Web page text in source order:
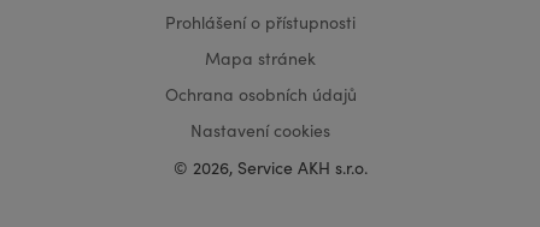
Prohlášení o přístupnosti
Mapa stránek
Ochrana osobních údajů
Nastavení cookies
© 2026, Service AKH s.r.o.